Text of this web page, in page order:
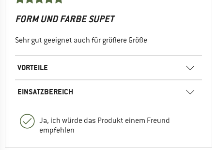
FORM UND FARBE SUPET
Sehr gut geeignet auch für größere Größe
VORTEILE
EINSATZBEREICH
Ja, ich würde das Produkt einem Freund
empfehlen